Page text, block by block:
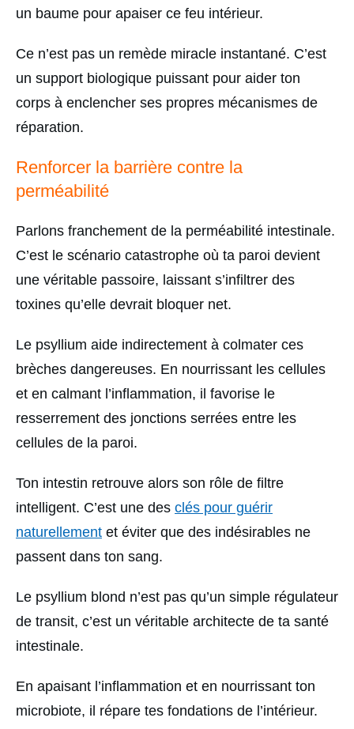
un baume pour apaiser ce feu intérieur.
Ce n’est pas un remède miracle instantané. C’est
un support biologique puissant pour aider ton
corps à enclencher ses propres mécanismes de
réparation.
Renforcer la barrière contre la
perméabilité
Parlons franchement de la perméabilité intestinale.
C’est le scénario catastrophe où ta paroi devient
une véritable passoire, laissant s’infiltrer des
toxines qu’elle devrait bloquer net.
Le psyllium aide indirectement à colmater ces
brèches dangereuses. En nourrissant les cellules
et en calmant l’inflammation, il favorise le
resserrement des jonctions serrées entre les
cellules de la paroi.
Ton intestin retrouve alors son rôle de filtre
intelligent. C’est une des clés pour guérir
naturellement et éviter que des indésirables ne
passent dans ton sang.
Le psyllium blond n’est pas qu’un simple régulateur
de transit, c’est un véritable architecte de ta santé
intestinale.
En apaisant l’inflammation et en nourrissant ton
microbiote, il répare tes fondations de l’intérieur.